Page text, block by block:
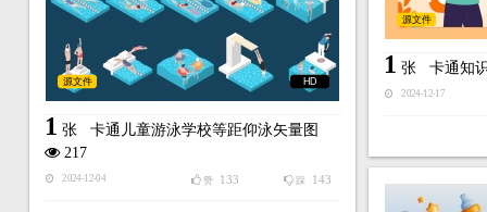
源文件
1 张 卡通知
2024-12-17
HD
源文件
1 张 卡通儿童游泳学校等距仰泳矢量图
217
2024-12-04 踩 143
赞 133